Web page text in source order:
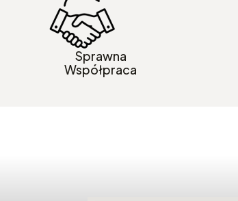
Sprawna
Współpraca